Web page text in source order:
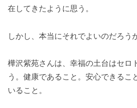
在してきたように思う。
しかし、本当にそれでよいのだろう
樺沢紫苑さんは、幸福の土台はセロ
う。健康であること。安心できるこ
いること。